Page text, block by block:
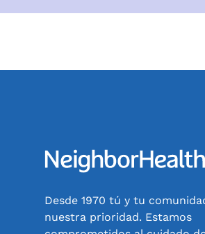
Desde 1970 tú y tu
nuestra prioridad. Estamos